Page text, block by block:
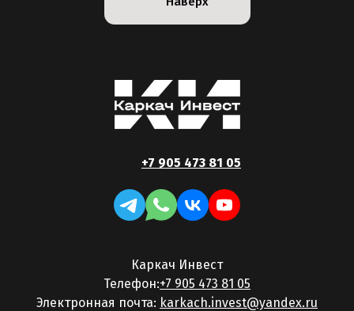
+7 905 473 81 05
Каркач Инвест
Телефон:+7 905 473 81 05
Электронная почта: karkach.invest@yandex.ru